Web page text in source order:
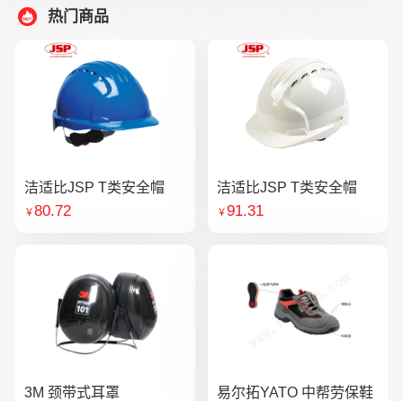
热门商品
洁适比JSP T类安全帽
￥80.72
洁适比JSP T类安全帽
￥91.31
3M 颈带式耳罩 易尔拓YATO 中帮劳保鞋